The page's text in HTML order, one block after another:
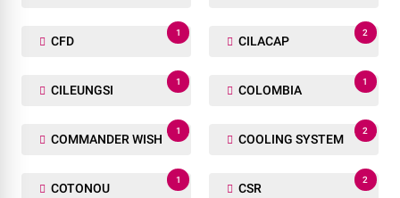
CFD
1
CILACAP
2
CILEUNGSI
1
COLOMBIA
1
COMMANDER WISH
1
COOLING SYSTEM
2
COTONOU
1
CSR
2